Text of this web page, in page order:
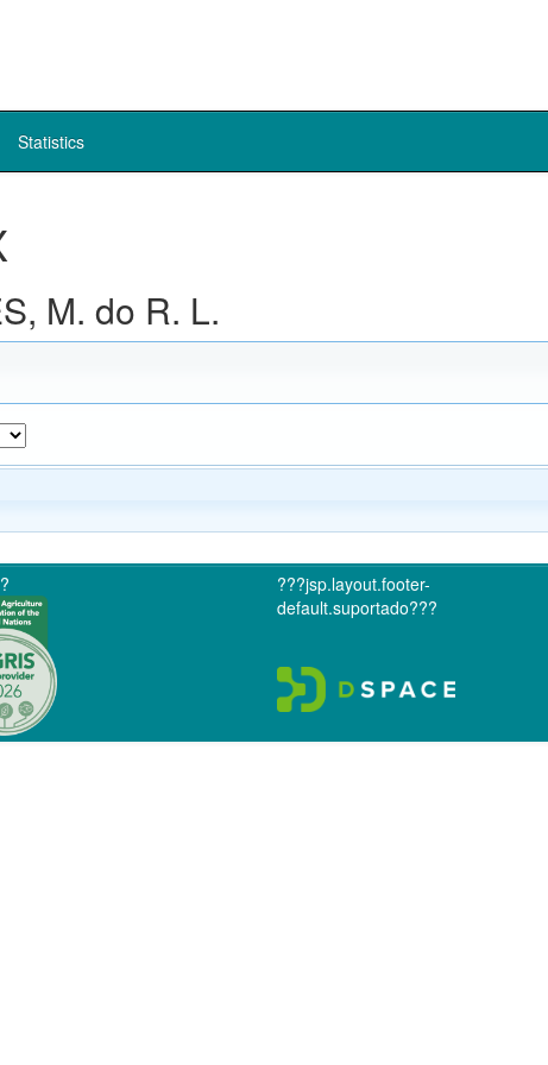
Statistics
M. do R. L.
???jsp.layout.footer-
default.suportado???